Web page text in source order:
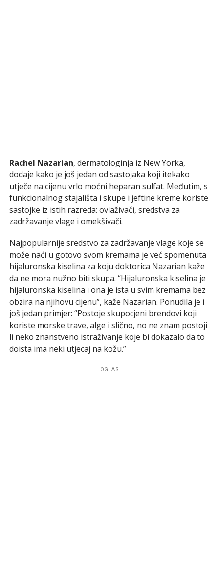
Rachel Nazarian, dermatologinja iz New Yorka,
dodaje kako je još jedan od sastojaka koji itekako
utječe na cijenu vrlo moćni heparan sulfat. Međutim, s
funkcionalnog stajališta i skupe i jeftine kreme koriste
sastojke iz istih razreda: ovlaživači, sredstva za
zadržavanje vlage i omekšivači.
Najpopularnije sredstvo za zadržavanje vlage koje se
može naći u gotovo svom kremama je već spomenuta
hijaluronska kiselina za koju doktorica Nazarian kaže
da ne mora nužno biti skupa. “Hijaluronska kiselina je
hijaluronska kiselina i ona je ista u svim kremama bez
obzira na njihovu cijenu”, kaže Nazarian. Ponudila je i
još jedan primjer: “Postoje skupocjeni brendovi koji
koriste morske trave, alge i slično, no ne znam postoji
li neko znanstveno istraživanje koje bi dokazalo da to
doista ima neki utjecaj na kožu.”
OGLAS